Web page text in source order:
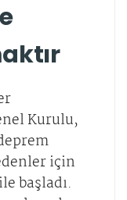
Kurulu,
için
başladı.